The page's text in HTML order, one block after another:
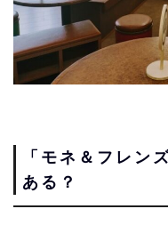
「モネ＆フレン
ある？